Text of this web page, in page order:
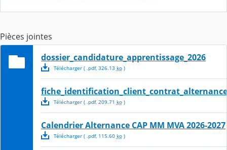
Pièces jointes
dossier_candidature_apprentissage_2026
Télécharger( .pdf, 326.13 ko)
Télécharger( .pdf, 209.71 ko)
Calendrier Alternance CAP MM MVA 2026-2027
Télécharger( .pdf, 115.60 ko)